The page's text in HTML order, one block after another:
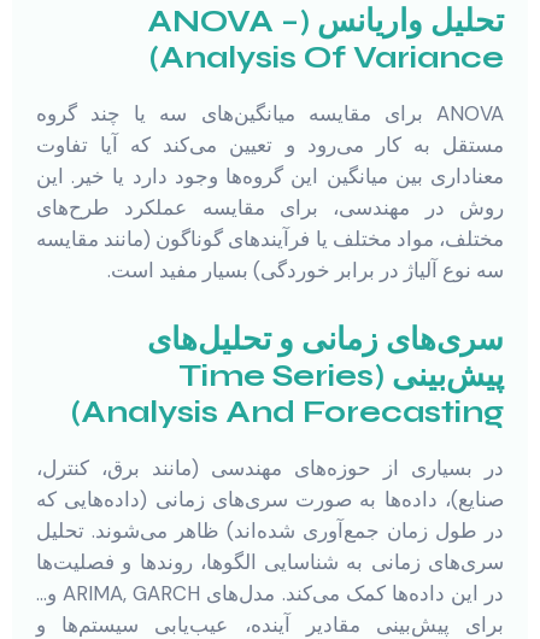
تحلیل واریانس (ANOVA –
Analysis Of Variance)
ANOVA برای مقایسه میانگین‌های سه یا چند گروه
مستقل به کار می‌رود و تعیین می‌کند که آیا تفاوت
معناداری بین میانگین این گروه‌ها وجود دارد یا خیر. این
روش در مهندسی، برای مقایسه عملکرد طرح‌های
مختلف، مواد مختلف یا فرآیندهای گوناگون (مانند مقایسه
سه نوع آلیاژ در برابر خوردگی) بسیار مفید است.
سری‌های زمانی و تحلیل‌های
پیش‌بینی (Time Series
Analysis And Forecasting)
در بسیاری از حوزه‌های مهندسی (مانند برق، کنترل،
صنایع)، داده‌ها به صورت سری‌های زمانی (داده‌هایی که
در طول زمان جمع‌آوری شده‌اند) ظاهر می‌شوند. تحلیل
سری‌های زمانی به شناسایی الگوها، روندها و فصلیت‌ها
در این داده‌ها کمک می‌کند. مدل‌های ARIMA, GARCH و…
برای پیش‌بینی مقادیر آینده، عیب‌یابی سیستم‌ها و